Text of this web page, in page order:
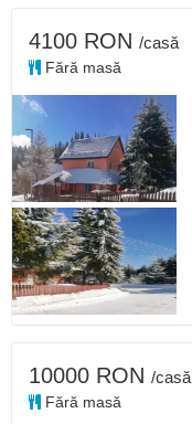
4100 RON /casă
Fără masă
10000 RON /casă
Fără masă